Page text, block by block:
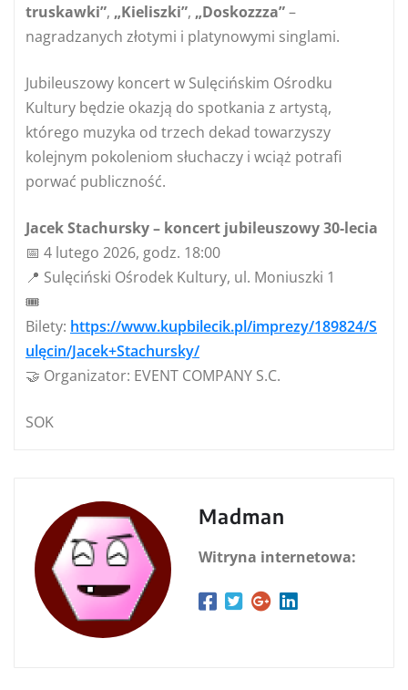
truskawki”, „Kieliszki”, „Doskozzza”–
nagradzanych złotymi i platynowymi singlami.
Jubileuszowy koncert w Sulęcińskim Ośrodku
Kultury będzie okazją do spotkania z artystą,
którego muzyka od trzech dekad towarzyszy
kolejnym pokoleniom słuchaczy i wciąż potrafi
porwać publiczność.
Jacek Stachursky – koncert jubileuszowy 30-lecia
📅 4 lutego 2026, godz. 18:00
📍 Sulęciński Ośrodek Kultury, ul. Moniuszki 1
🎟️
Bilety: https://www.kupbilecik.pl/imprezy/189824/S
ulęcin/Jacek+Stachursky/
🤝 Organizator: EVENT COMPANY S.C.
SOK
Madman
Witryna internetowa: